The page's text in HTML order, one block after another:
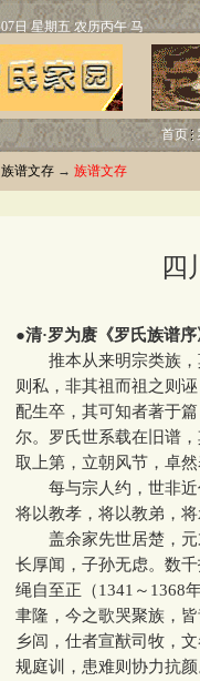
首页
族谱文存 → 族谱文存
四
●清·罗为赓《罗氏族谱序
推本从来明宗类族，
则私，非其祖而祖之则
配生卒，其可知者著于
尔。罗氏世系载在旧谱
取上第，立朝风节，卓
每与宗人约，世非近
将以教孝，将以教弟，将
盖余家先世居楚，元
长厚闻，子孙无虑。数
绳自至正（1341～1368
聿隆，今之歌哭聚族，
乡闾，仕者宣猷司牧，
规庭训，患难则协力抗